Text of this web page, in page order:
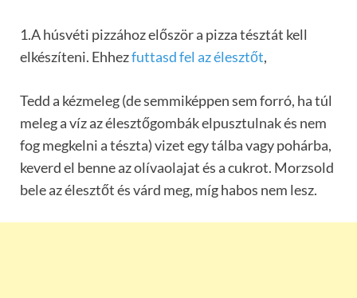
1.A húsvéti pizzához először a pizza tésztát kell
elkészíteni. Ehhezfuttasd fel az élesztőt,
Tedd a kézmeleg (de semmiképpen sem forró, ha túl
meleg a víz az élesztőgombák elpusztulnak és nem
fog megkelni a tészta) vizet egy tálba vagy pohárba,
keverd el benne az olívaolajat és a cukrot. Morzsold
bele az élesztőt és várd meg, míg habos nem lesz.